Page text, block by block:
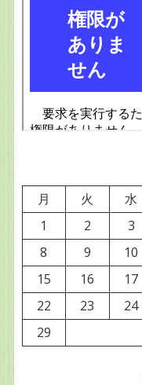
月 火 水
1
2 3
8
9 10
15
16 17
22
23 24
29